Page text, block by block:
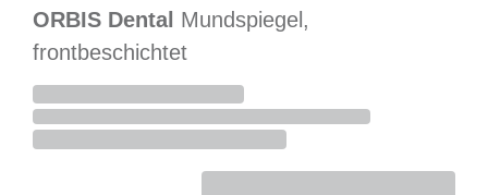
ORBIS Dental Mundspiegel,
frontbeschichtet